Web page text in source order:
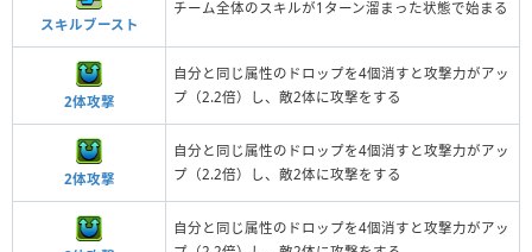
スキルブースト
チーム全体のスキルが1ターン溜まった状態で始まる
2体攻撃
自分と同じ属性のドロップを4個消すと攻撃力がアッ
プ（2.2倍）し、敵2体に攻撃をする
2体攻撃
自分と同じ属性のドロップを4個消すと攻撃力がアッ
プ（2.2倍）し、敵2体に攻撃をする
自分と同じ属性のドロップを4個消すと攻撃力がアッ